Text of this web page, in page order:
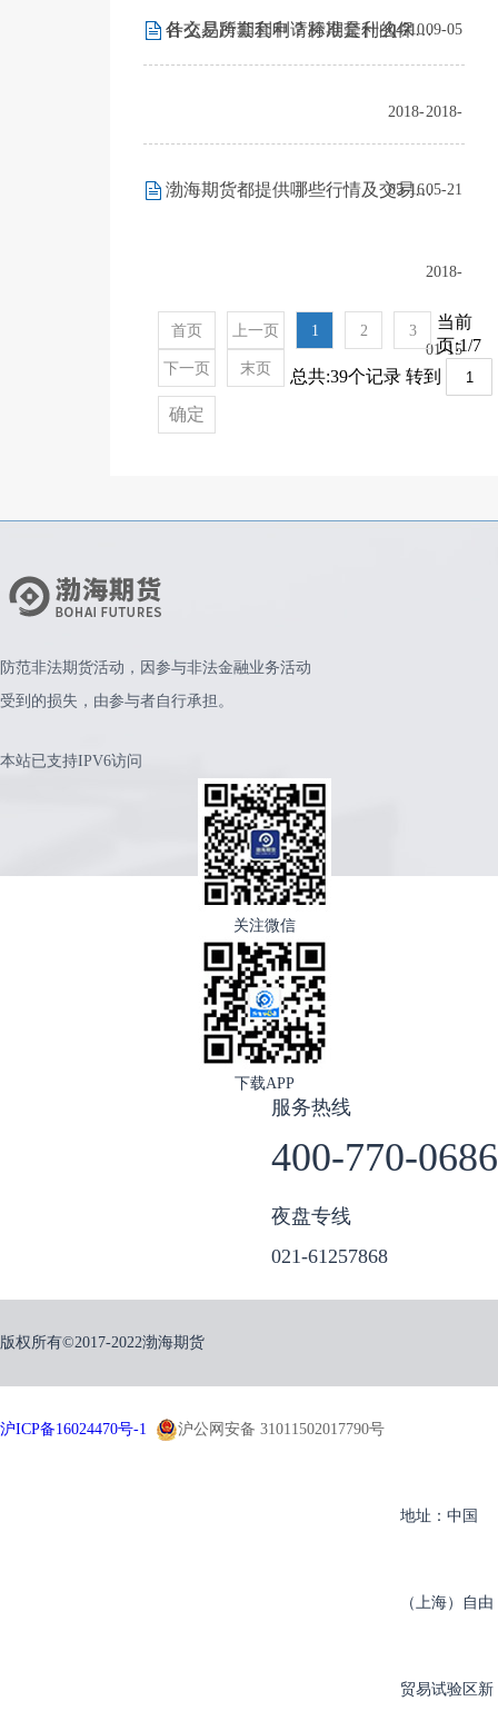
09-05
04-10
各交易所套利申请标准是什么？
2018-
05-21
什么是跨期套利？跨期套利的保证金是怎样收取的？
2018-
05-16渤海期货都提供哪些行情及交易软件？
2018-
01-15
首页 上一页 1 2 3
下一页 末页
当前
页:1/7
总共:39个记录 转到
确定
防范非法期货活动，因参与非法金融业务活动
受到的损失，由参与者自行承担。
本站已支持IPV6访问
关注微信
下载APP
服务热线
400-770-0686
夜盘专线
021-61257868
版权所有©2017-2022渤海期货
沪ICP备16024470号-1 沪公网安备 31011502017790号
地址：中国
（上海）自由
贸易试验区新